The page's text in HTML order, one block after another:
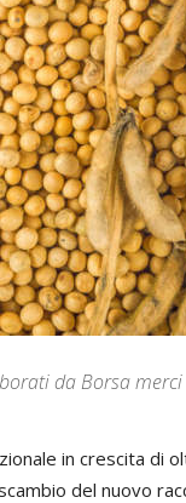
da Borsa
in crescita di
del nuovo